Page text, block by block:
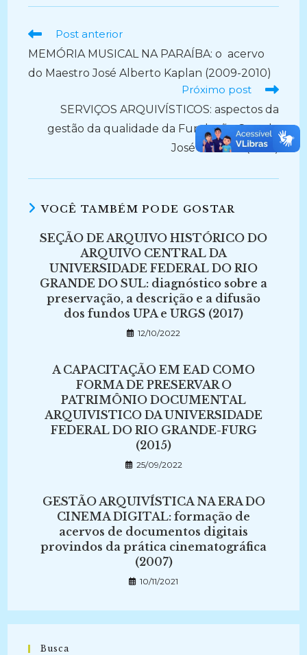
Ler
artigos
Post anterior
MEMÓRIA MUSICAL NA PARAÍBA: o acervo
do Maestro José Alberto Kaplan (2009-2010)
Próximo post
SERVIÇOS ARQUIVÍSTICOS: aspectos da
gestão da qualidade da Fundação Casa de
José Américo (2014)
VOCÊ TAMBÉM PODE GOSTAR
SEÇÃO DE ARQUIVO HISTÓRICO DO
ARQUIVO CENTRAL DA
UNIVERSIDADE FEDERAL DO RIO
GRANDE DO SUL: diagnóstico sobre a
preservação, a descrição e a difusão
dos fundos UPA e URGS (2017)
12/10/2022
A CAPACITAÇÃO EM EAD COMO
FORMA DE PRESERVAR O
PATRIMÔNIO DOCUMENTAL
ARQUIVISTICO DA UNIVERSIDADE
FEDERAL DO RIO GRANDE-FURG
(2015)
25/09/2022
GESTÃO ARQUIVÍSTICA NA ERA DO
CINEMA DIGITAL: formação de
acervos de documentos digitais
provindos da prática cinematográfica
(2007)
10/11/2021
Busca